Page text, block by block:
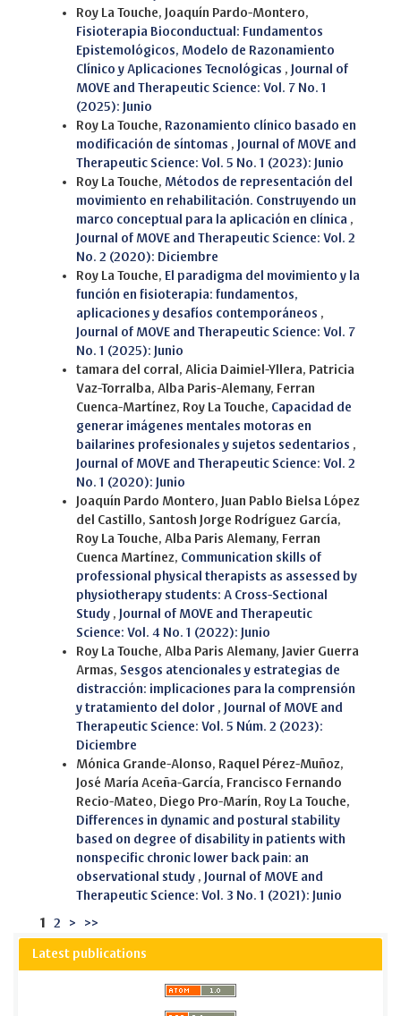
Roy La Touche, Joaquín Pardo-Montero,
Fisioterapia Bioconductual: Fundamentos
Epistemológicos, Modelo de Razonamiento
Clínico y Aplicaciones Tecnológicas , Journal of
MOVE and Therapeutic Science: Vol. 7 No. 1
(2025): Junio
Roy La Touche, Razonamiento clínico basado en
modificación de síntomas , Journal of MOVE and
Therapeutic Science: Vol. 5 No. 1 (2023): Junio
Roy La Touche, Métodos de representación del
movimiento en rehabilitación. Construyendo un
marco conceptual para la aplicación en clínica ,
Journal of MOVE and Therapeutic Science: Vol. 2
No. 2 (2020): Diciembre
Roy La Touche, El paradigma del movimiento y la
función en fisioterapia: fundamentos,
aplicaciones y desafíos contemporáneos ,
Journal of MOVE and Therapeutic Science: Vol. 7
No. 1 (2025): Junio
tamara del corral, Alicia Daimiel-Yllera, Patricia
Vaz-Torralba, Alba Paris-Alemany, Ferran
Cuenca-Martínez, Roy La Touche, Capacidad de
generar imágenes mentales motoras en
bailarines profesionales y sujetos sedentarios ,
Journal of MOVE and Therapeutic Science: Vol. 2
No. 1 (2020): Junio
Joaquín Pardo Montero, Juan Pablo Bielsa López
del Castillo, Santosh Jorge Rodríguez García,
Roy La Touche, Alba Paris Alemany, Ferran
Cuenca Martínez, Communication skills of
professional physical therapists as assessed by
physiotherapy students: A Cross-Sectional
Study , Journal of MOVE and Therapeutic
Science: Vol. 4 No. 1 (2022): Junio
Roy La Touche, Alba Paris Alemany, Javier Guerra
Armas, Sesgos atencionales y estrategias de
distracción: implicaciones para la comprensión
y tratamiento del dolor , Journal of MOVE and
Therapeutic Science: Vol. 5 Núm. 2 (2023):
Diciembre
Mónica Grande-Alonso, Raquel Pérez-Muñoz,
José María Aceña-García, Francisco Fernando
Recio-Mateo, Diego Pro-Marín, Roy La Touche,
Differences in dynamic and postural stability
based on degree of disability in patients with
nonspecific chronic lower back pain: an
observational study , Journal of MOVE and
Therapeutic Science: Vol. 3 No. 1 (2021): Junio
1 2 > >>
Latest publications